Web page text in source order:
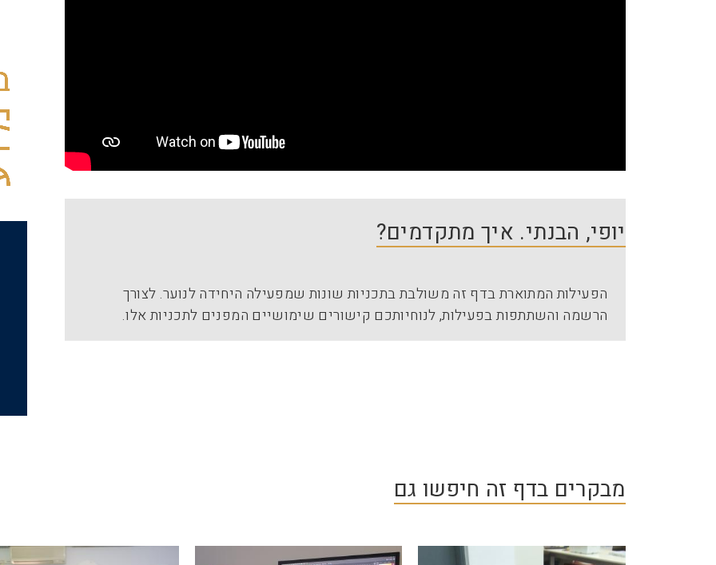
יופי, הבנתי. איך מתקדמים?
הפעילות המתוארת בדף זה משולבת בתכניות שונות שמפעילה היחידה לנוער. לצורך
הרשמה והשתתפות בפעילות, לנוחיותכם קישורים שימושיים המפנים לתכניות אלו.
מבקרים בדף זה חיפשו גם